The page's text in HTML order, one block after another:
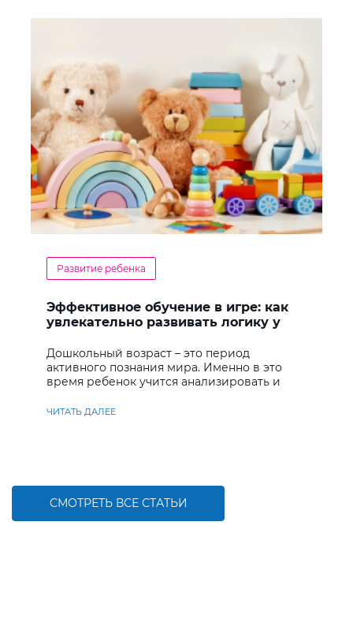
Развитие ребенка
Эффективное обучение в игре: как
увлекательно развивать логику у
Дошкольный возраст – это период
активного познания мира. Именно в это
время ребенок учится анализировать и
ЧИТАТЬ ДАЛЕЕ
СМОТРЕТЬ ВСЕ СТАТЬИ